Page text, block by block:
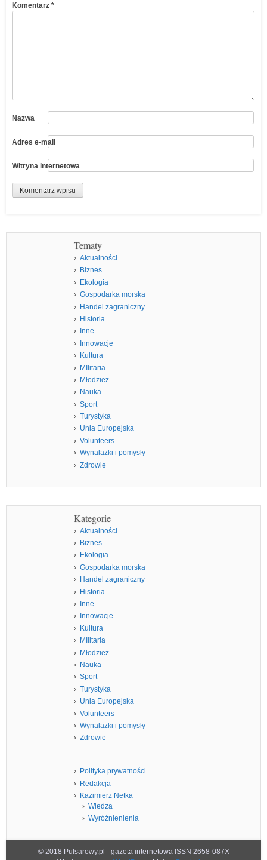
Komentarz *
Nazwa
Adres e-mail
Witryna internetowa
Tematy
Aktualności
Biznes
Ekologia
Gospodarka morska
Handel zagraniczny
Historia
Inne
Innowacje
Kultura
MIlitaria
Młodzież
Nauka
Sport
Turystyka
Unia Europejska
Volunteers
Wynalazki i pomysły
Zdrowie
Kategorie
Aktualności
Biznes
Ekologia
Gospodarka morska
Handel zagraniczny
Historia
Inne
Innowacje
Kultura
MIlitaria
Młodzież
Nauka
Sport
Turystyka
Unia Europejska
Volunteers
Wynalazki i pomysły
Zdrowie
Polityka prywatności
Redakcja
Kazimierz Netka
Wiedza
Wyróżnienienia
© 2018 Pulsarowy.pl - gazeta internetowa ISSN 2658-087X